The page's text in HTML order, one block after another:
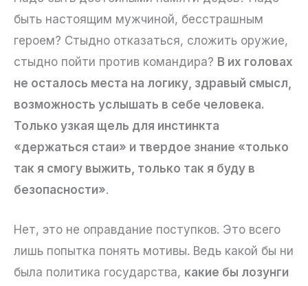
быть настоящим мужчиной, бесстрашным
героем? Стыдно отказаться, сложить оружие,
стыдно пойти против командира? В их головах
не осталось места на логику, здравый смысл,
возможность услышать в себе человека.
Только узкая щель для инстинкта
«держаться стаи» и твердое знание «только
так я смогу выжить, только так я буду в
безопасности».
Нет, это не оправдание поступков. Это всего
лишь попытка понять мотивы. Ведь какой бы ни
была политика государства, какие бы лозунги